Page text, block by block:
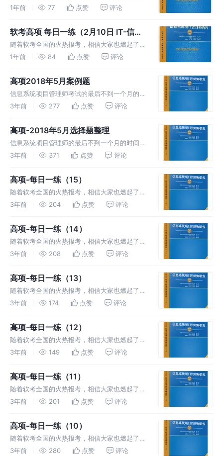
胜的斗志，备战高项，每日一练，提高信息系统
个人整理，如有侵权，联系删除。
1年前 77 点赞 评论
软考高项 每日一练（2月10日 IT-信息
化发展）
随着软考全国的火热报考，相信大家也燃起了必
胜的斗志，备战高项，每日一练，提高信息系统
个人整理，如有侵权，联系删除。
1年前 84 点赞 评论
高项2018年5月案例题
信息系统项目管理师考试的最后不到一个月的时
间，从历年的真题中巩固一下基础知识和完善一
年，还是要立足之前的真题来把握，祝大家一起
上岸。
3年前 277 点赞 评论
高项-2018年5月选择题整理
信息系统项目管理师的最后不到一个月的时间，
从历年的真题中巩固一下基础知识和完善一下自
是要立足之前的真题来把握，祝大家一起上岸。
3年前 371 点赞 评论
高项-每日一练（15）
随着软考全国的火热报考，相信大家也燃起了必
胜的斗志，备战高项，每日一练，提高信息系统
3年前 204 点赞 评论
高项-每日一练（14）
随着软考全国的火热报考，相信大家也燃起了必
胜的斗志，备战高项，每日一练，提高信息系统
3年前 208 点赞 评论
高项-每日一练（13）
随着软考全国的火热报考，相信大家也燃起了必
胜的斗志，备战高项，每日一练，提高信息系统
3年前 174 点赞 评论
高项-每日一练（12）
随着软考全国的火热报考，相信大家也燃起了必
胜的斗志，备战高项，每日一练，提高信息系统
3年前 149 点赞 评论
高项-每日一练（11）
随着软考全国的火热报考，相信大家也燃起了必
胜的斗志，备战高项，每日一练，提高信息系统
3年前 201 点赞 评论
高项-每日一练（10）
随着软考全国的火热报考，相信大家也燃起了必
胜的斗志，备战高项，每日一练，提高信息系统
3年前 280 点赞 评论